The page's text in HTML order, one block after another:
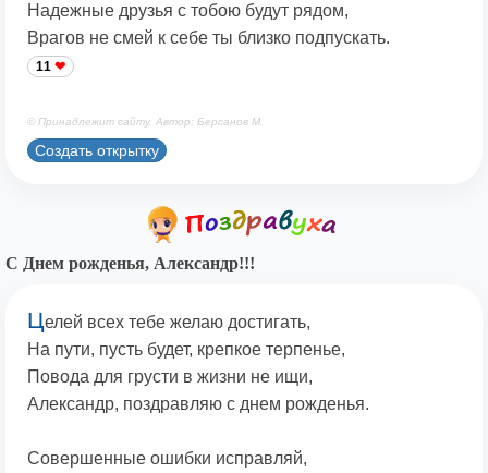
Надежные друзья с тобою будут рядом,
Врагов не смей к себе ты близко подпускать.
11
© Принадлежит сайту. Автор: Берсанов М.
Создать открытку
С Днем рожденья, Александр!!!
Целей всех тебе желаю достигать,
На пути, пусть будет, крепкое терпенье,
Повода для грусти в жизни не ищи,
Александр, поздравляю с днем рожденья.
Совершенные ошибки исправляй,